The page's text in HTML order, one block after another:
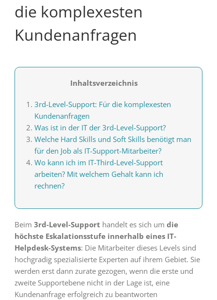
die komplexesten
Kundenanfragen
Inhaltsverzeichnis
3rd-Level-Support: Für die komplexesten
Kundenanfragen
Was ist in der IT der 3rd-Level-Support?
Welche Hard Skills und Soft Skills benötigt man
für den Job als IT-Support-Mitarbeiter?
Wo kann ich im IT-Third-Level-Support
arbeiten? Mit welchem Gehalt kann ich
rechnen?
Beim 3rd-Level-Support handelt es sich um die
höchste Eskalationsstufe innerhalb eines IT-
Helpdesk-Systems: Die Mitarbeiter dieses Levels sind
hochgradig spezialisierte Experten auf ihrem Gebiet. Sie
werden erst dann zurate gezogen, wenn die erste und
zweite Supportebene nicht in der Lage ist, eine
Kundenanfrage erfolgreich zu beantworten